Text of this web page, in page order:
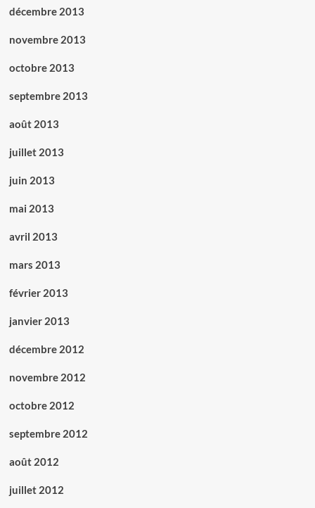
décembre 2013
novembre 2013
octobre 2013
septembre 2013
août 2013
juillet 2013
juin 2013
mai 2013
avril 2013
mars 2013
février 2013
janvier 2013
décembre 2012
novembre 2012
octobre 2012
septembre 2012
août 2012
juillet 2012